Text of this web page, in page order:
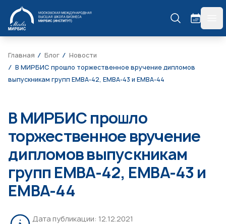
МИРБИС
Главная Блог
Новости
В МИРБИС прошло торжественное вручение дипломов
выпускникам групп ЕМВА-42, ЕМВА-43 и ЕМВА-44
В МИРБИС прошло
торжественное вручение
дипломов выпускникам
групп ЕМВА-42, ЕМВА-43 и
ЕМВА-44
Дата публикации: 12.12.2021